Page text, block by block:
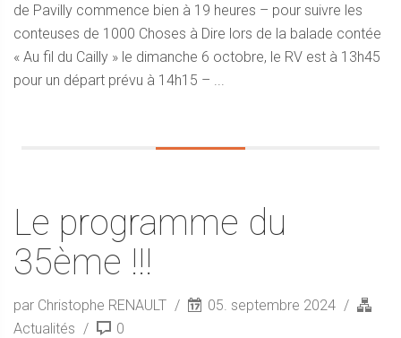
de Pavilly commence bien à 19 heures – pour suivre les
conteuses de 1000 Choses à Dire lors de la balade contée
« Au fil du Cailly » le dimanche 6 octobre, le RV est à 13h45
pour un départ prévu à 14h15 – ...
Le programme du
35ème !!!
par Christophe RENAULT
05. septembre 2024
Actualités
0